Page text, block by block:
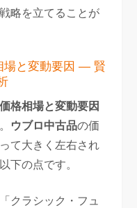
略を立てることが
場と変動要因 — 賢
格相場と変動要因
ウブロ中古品の価
て大きく左右され
下の点です。
クラシック・フュ